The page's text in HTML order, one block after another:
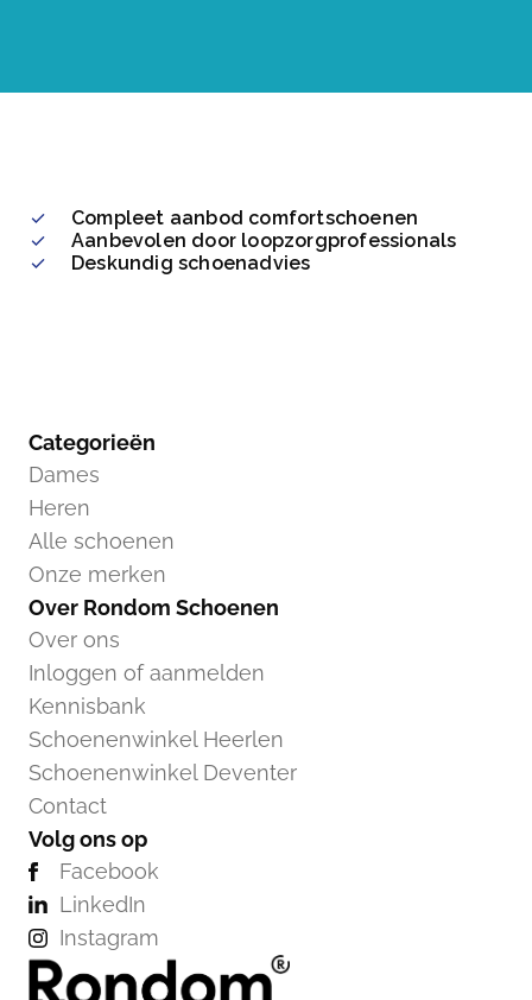
Compleet aanbod comfortschoenen
Aanbevolen door loopzorgprofessionals
Deskundig schoenadvies
Categorieën
Dames
Heren
Alle schoenen
Onze merken
Over Rondom Schoenen
Over ons
Inloggen of aanmelden
Kennisbank
Schoenenwinkel Heerlen
Schoenenwinkel Deventer
Contact
Volg ons op
Facebook
LinkedIn
Instagram